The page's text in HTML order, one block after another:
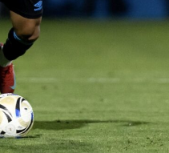
hinchas de
y ciertos daños en los
Villanueva – Matute,
por Copa Libertadores
la posibilidad de que
el recinto deportivo